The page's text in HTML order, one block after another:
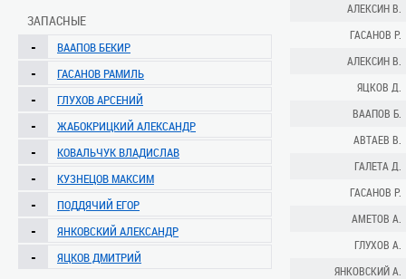
ЗАПАСНЫЕ
- ВААПОВ БЕКИР
- ГАСАНОВ РАМИЛЬ
- ГЛУХОВ АРСЕНИЙ
- ЖАБОКРИЦКИЙ АЛЕКСАНДР
- КОВАЛЬЧУК ВЛАДИСЛАВ
- КУЗНЕЦОВ МАКСИМ
- ПОДДЯЧИЙ ЕГОР
- ЯНКОВСКИЙ АЛЕКСАНДР
- ЯЦКОВ ДМИТРИЙ
АЛЕКСИН В.
ГАСАНОВ Р.
АЛЕКСИН В.
ЯЦКОВ Д.
ВААПОВ Б.
АВТАЕВ В.
ГАЛЕТА Д.
ГАСАНОВ Р.
АМЕТОВ А.
ГЛУХОВ А.
ЯНКОВСКИЙ А.